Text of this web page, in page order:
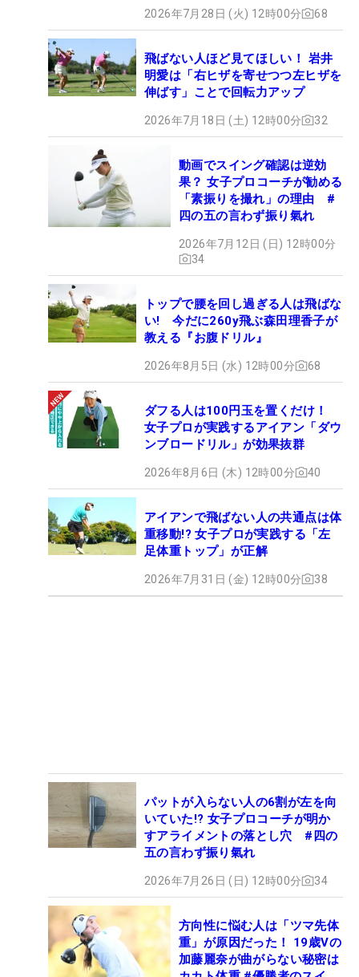
2026年7月28日 (火) 12時00分 68
飛ばない人ほど見てほしい！ 岩井
明愛は「右ヒザを寄せつつ左ヒザを
伸ばす」ことで回転力アップ
2026年7月18日 (土) 12時00分 32
動画でスイング確認は逆効
果？ 女子プロコーチが勧める
「素振りを撮れ」の理由 #
四の五の言わず振り氣れ
2026年7月12日 (日) 12時00分
34
トップで腰を回し過ぎる人は飛ばな
い! 今だに260y飛ぶ森田理香子が
教える『お腹ドリル』
2026年8月5日 (水) 12時00分 68
ダフる人は100円玉を置くだけ！
女子プロが実践するアイアン「ダウ
ンブロードリル」が効果抜群
2026年8月6日 (木) 12時00分 40
アイアンで飛ばない人の共通点は体
重移動!? 女子プロが実践する「左
足体重トップ」が正解
2026年7月31日 (金) 12時00分 38
パットが入らない人の6割が左を向
いていた!? 女子プロコーチが明か
すアライメントの落とし穴 #四の
五の言わず振り氣れ
2026年7月26日 (日) 12時00分 34
方向性に悩む人は「ツマ先体
重」が原因だった！ 19歳Vの
加藤麗奈が曲がらない秘密は